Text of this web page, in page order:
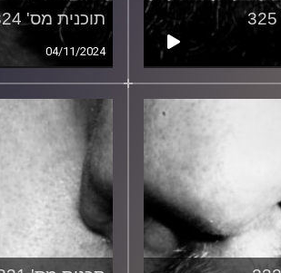
תוכנית מס' 324
04/11/2024